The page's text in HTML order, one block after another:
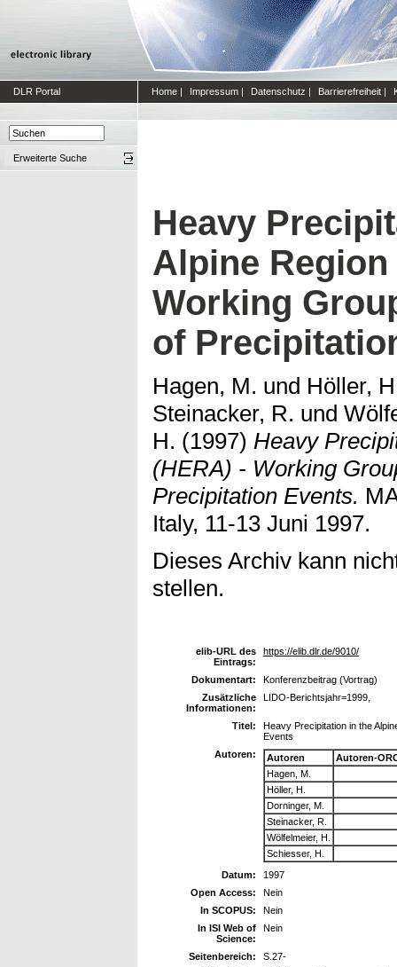
DLR Portal Home | Impressum | Datenschutz | Barrierefreiheit |
Erweiterte Suche
Heavy
Alpine Region
Working
of
Hagen, M. und Höller,
Steinacker, R. und
H. (1997) Heavy
(HERA) - Working
Precipitation Events.
Italy, 11-13 Juni 1997.
Dieses Archiv kann
stellen.
elib-URL des
Eintrags:
https://elib.dlr.de/9010/
Dokumentart:
Konferenzbeitrag (Vortrag)
Zusätzliche
Informationen:
LIDO-Berichtsjahr=1999,
Titel:
Heavy Precipitation in the
Events
Autoren:
Autoren
Autoren-
Hagen, M.
Höller, H.
Dorninger, M.
Steinacker, R.
Wölfelmeier, H.
Schiesser, H.
Datum:
1997
Open Access:
Nein
In SCOPUS:
Nein
In ISI Web of
Science:
Nein
Seitenbereich:
S.27-